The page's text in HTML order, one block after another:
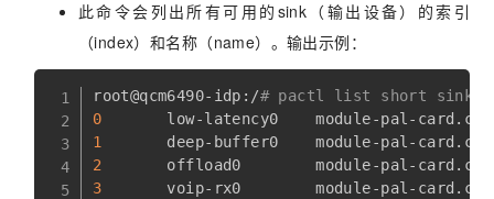
此命令会列出所有可用的sink（输出设备）的索引
（index）和名称（name）。输出示例：
root@qcm6490-idp:/# pactl list short sinks
0
1
2
3